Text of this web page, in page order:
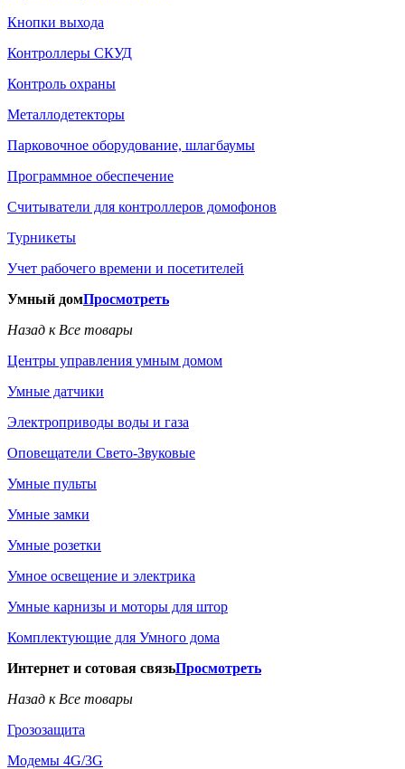
Кнопки выхода
Контроллеры СКУД
Контроль охраны
Металлодетекторы
Парковочное оборудование, шлагбаумы
Программное обеспечение
Считыватели для контроллеров домофонов
Турникеты
Учет рабочего времени и посетителей
Умный домПросмотреть
Назад к Все товары
Центры управления умным домом
Умные датчики
Электроприводы воды и газа
Оповещатели Свето-Звуковые
Умные пульты
Умные замки
Умные розетки
Умное освещение и электрика
Умные карнизы и моторы для штор
Комплектующие для Умного дома
Интернет и сотовая связьПросмотреть
Назад к Все товары
Грозозащита
Модемы 4G/3G